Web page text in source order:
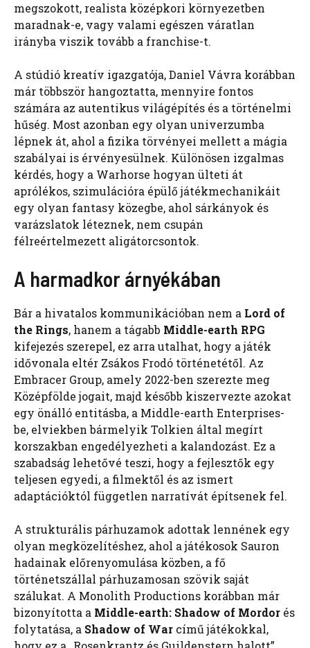
megszokott, realista középkori környezetben
maradnak-e, vagy valami egészen váratlan
irányba viszik tovább a franchise-t.
A stúdió kreatív igazgatója, Daniel Vávra korábban
már többször hangoztatta, mennyire fontos
számára az autentikus világépítés és a történelmi
hűség. Most azonban egy olyan univerzumba
lépnek át, ahol a fizika törvényei mellett a mágia
szabályai is érvényesülnek. Különösen izgalmas
kérdés, hogy a Warhorse hogyan ülteti át
aprólékos, szimulációra épülő játékmechanikáit
egy olyan fantasy közegbe, ahol sárkányok és
varázslatok léteznek, nem csupán
félreértelmezett aligátorcsontok.
A harmadkor árnyékában
Bár a hivatalos kommunikációban nem a Lord of
the Rings, hanem a tágabb Middle-earth RPG
kifejezés szerepel, ez arra utalhat, hogy a játék
idővonala eltér Zsákos Frodó történetétől. Az
Embracer Group, amely 2022-ben szerezte meg
Középfölde jogait, majd később kiszervezte azokat
egy önálló entitásba, a Middle-earth Enterprises-
be, elviekben bármelyik Tolkien által megírt
korszakban engedélyezheti a kalandozást. Ez a
szabadság lehetővé teszi, hogy a fejlesztők egy
teljesen egyedi, a filmektől és az ismert
adaptációktól független narratívát építsenek fel.
A strukturális párhuzamok adottak lennének egy
olyan megközelítéshez, ahol a játékosok Sauron
hadainak előrenyomulása közben, a fő
történetszállal párhuzamosan szövik saját
szálukat. A Monolith Productions korábban már
bizonyította a Middle-earth: Shadow of Mordor és
folytatása, a Shadow of War című játékokkal,